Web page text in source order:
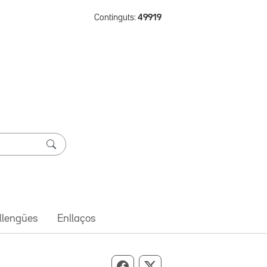
Continguts: 49919
Enllaços